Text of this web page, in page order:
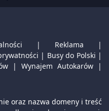
| Reklama |
| Busy do Polski |
|Wynajem Autokarów |
oraz nazwa domeny i treść